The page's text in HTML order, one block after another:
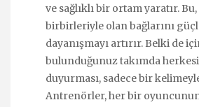
ve sağlıklı bir ortam yaratır.
birbirleriyle olan bağlarını
dayanışmayı artırır. Belki de
bulunduğunuz takımda
duyurması, sadece bir
Antrenörler, her bir